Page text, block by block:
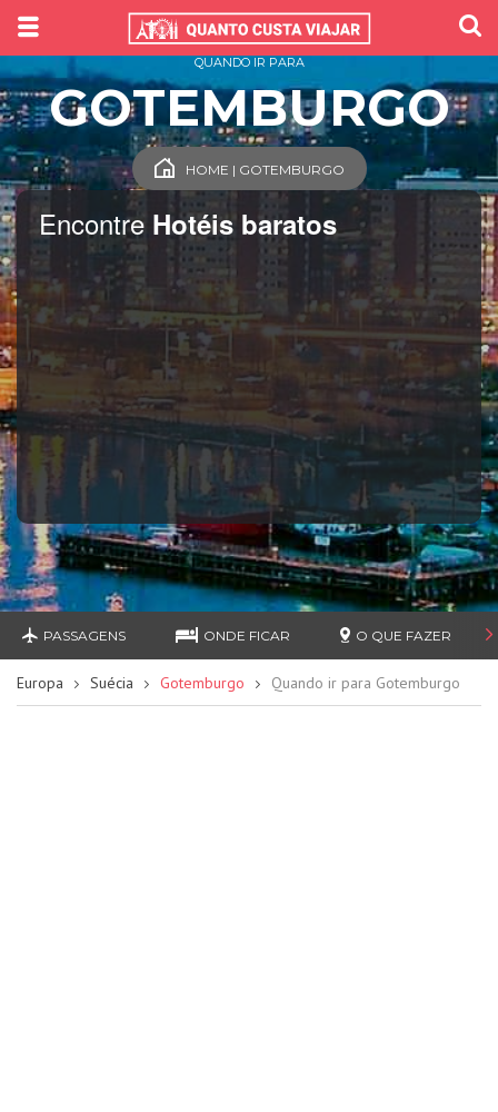
Encontre Hotéis baratos
QUANDO IR PARA
GOTEMBURGO
HOME | GOTEMBURGO
PASSAGENS ONDE FICAR O QUE FAZER
Europa Suécia Gotemburgo Quando ir para Gotemburgo